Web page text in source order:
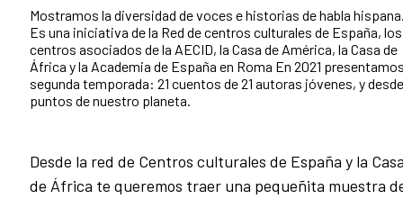
Mostramos la diversidad de voces e historias de habla
Es una iniciativa de la Red de centros culturales de España, los
centros asociados de la AECID, la Casa de América, la Casa de
África y la Academia de España en Roma En 2021
segunda temporada: 21 cuentos de 21 autoras jóvenes, y
puntos de nuestro planeta.
Desde la red de Centros culturales de España y la
de África te queremos traer una pequeñita muestra